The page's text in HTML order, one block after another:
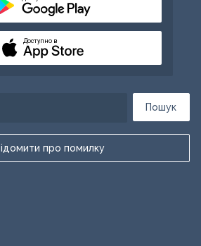
Пошук
про помилку
Доступно в